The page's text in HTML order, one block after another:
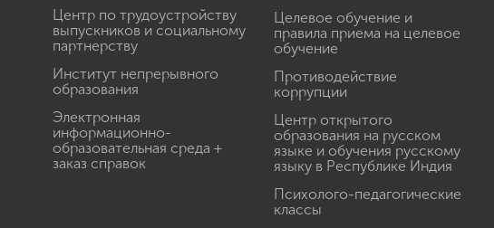
Центр по трудоустройству
выпускников и социальному
партнерству
Институт непрерывного
образования
Электронная
информационно-
образовательная среда +
заказ справок
Целевое обучение и
правила приема на целевое
обучение
Противодействие
коррупции
Центр открытого
образования на русском
языке и обучения русскому
языку в Республике Индия
Психолого-педагогические
классы